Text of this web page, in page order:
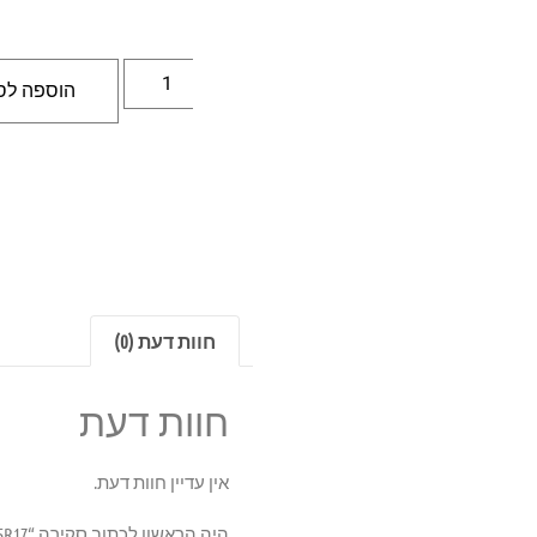
הוספה
חוות דעת (0)
חוות דעת
אין עדיין חוות דעת.